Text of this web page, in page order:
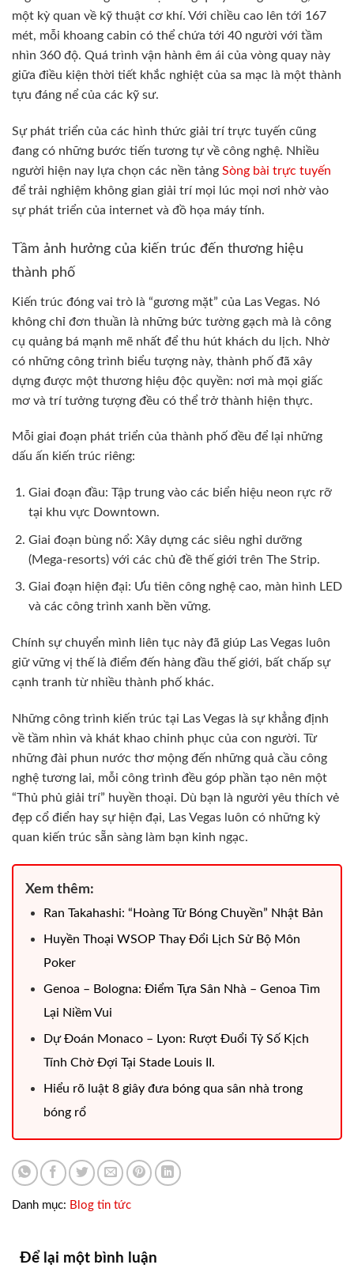
một kỳ quan về kỹ thuật cơ khí. Với chiều cao lên tới 167
mét, mỗi khoang cabin có thể chứa tới 40 người với tầm
nhìn 360 độ. Quá trình vận hành êm ái của vòng quay này
giữa điều kiện thời tiết khắc nghiệt của sa mạc là một thành
tựu đáng nể của các kỹ sư.
Sự phát triển của các hình thức giải trí trực tuyến cũng
đang có những bước tiến tương tự về công nghệ. Nhiều
người hiện nay lựa chọn các nền tảng Sòng bài trực tuyến
để trải nghiệm không gian giải trí mọi lúc mọi nơi nhờ vào
sự phát triển của internet và đồ họa máy tính.
Tầm ảnh hưởng của kiến trúc đến thương hiệu
thành phố
Kiến trúc đóng vai trò là “gương mặt” của Las Vegas. Nó
không chỉ đơn thuần là những bức tường gạch mà là công
cụ quảng bá mạnh mẽ nhất để thu hút khách du lịch. Nhờ
có những công trình biểu tượng này, thành phố đã xây
dựng được một thương hiệu độc quyền: nơi mà mọi giấc
mơ và trí tưởng tượng đều có thể trở thành hiện thực.
Mỗi giai đoạn phát triển của thành phố đều để lại những
dấu ấn kiến trúc riêng:
Giai đoạn đầu: Tập trung vào các biển hiệu neon rực rỡ
tại khu vực Downtown.
Giai đoạn bùng nổ: Xây dựng các siêu nghỉ dưỡng
(Mega-resorts) với các chủ đề thế giới trên The Strip.
Giai đoạn hiện đại: Ưu tiên công nghệ cao, màn hình LED
và các công trình xanh bền vững.
Chính sự chuyển mình liên tục này đã giúp Las Vegas luôn
giữ vững vị thế là điểm đến hàng đầu thế giới, bất chấp sự
cạnh tranh từ nhiều thành phố khác.
Những công trình kiến trúc tại Las Vegas là sự khẳng định
về tầm nhìn và khát khao chinh phục của con người. Từ
những đài phun nước thơ mộng đến những quả cầu công
nghệ tương lai, mỗi công trình đều góp phần tạo nên một
“Thủ phủ giải trí” huyền thoại. Dù bạn là người yêu thích vẻ
đẹp cổ điển hay sự hiện đại, Las Vegas luôn có những kỳ
quan kiến trúc sẵn sàng làm bạn kinh ngạc.
Xem thêm:
Ran Takahashi: “Hoàng Tử Bóng Chuyền” Nhật Bản
Huyền Thoại WSOP Thay Đổi Lịch Sử Bộ Môn
Poker
Genoa – Bologna: Điểm Tựa Sân Nhà – Genoa Tìm
Lại Niềm Vui
Dự Đoán Monaco – Lyon: Rượt Đuổi Tỷ Số Kịch
Tính Chờ Đợi Tại Stade Louis II.
Hiểu rõ luật 8 giây đưa bóng qua sân nhà trong
bóng rổ
Danh mục: Blog tin tức
Để lại một bình luận